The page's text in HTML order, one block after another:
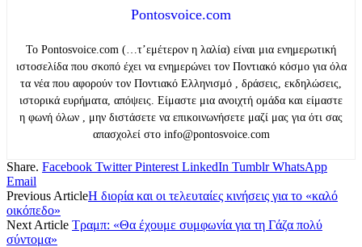
Pontosvoice.com
Το Pontosvoice.com (…τ’εμέτερον η λαλία) είναι μια ενημερωτική
ιστοσελίδα που σκοπό έχει να ενημερώνει τον Ποντιακό κόσμο για όλα
τα νέα που αφορούν τον Ποντιακό Ελληνισμό , δράσεις, εκδηλώσεις,
ιστορικά ευρήματα, απόψεις. Είμαστε μια ανοιχτή ομάδα και είμαστε
η φωνή όλων , μην διστάσετε να επικοινωνήσετε μαζί μας για ότι σας
απασχολεί στο info@pontosvoice.com
Share. Facebook Twitter Pinterest LinkedIn Tumblr WhatsApp
Email
Previous ArticleΗ διορία και οι τελευταίες κινήσεις για το «καλό
οικόπεδο»
Next Article Τραμπ: «Θα έχουμε συμφωνία για τη Γάζα πολύ
σύντομα»